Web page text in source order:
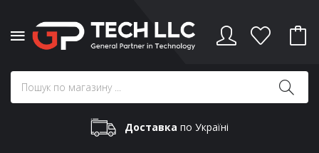
Доставка по Україні